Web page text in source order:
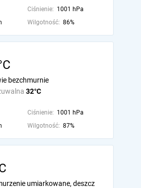
Ciśnienie: 1001 hPa
Wilgotność: 86%
32°C
bezchmurnie
Ciśnienie: 1001 hPa
Wilgotność: 87%
umiarkowane, deszcz